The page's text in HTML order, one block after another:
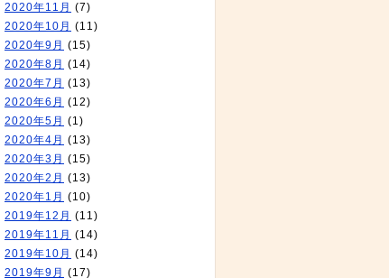
2020年11月 (7)
2020年10月 (11)
2020年9月 (15)
2020年8月 (14)
2020年7月 (13)
2020年6月 (12)
2020年5月 (1)
2020年4月 (13)
2020年3月 (15)
2020年2月 (13)
2020年1月 (10)
2019年12月 (11)
2019年11月 (14)
2019年10月 (14)
2019年9月 (17)